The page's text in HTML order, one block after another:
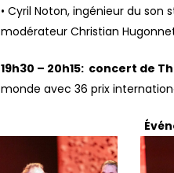
• Cyril Noton, ingénieur du son
modérateur Christian
19h30 – 20h15: concert de
monde avec 36 prix
JJW-